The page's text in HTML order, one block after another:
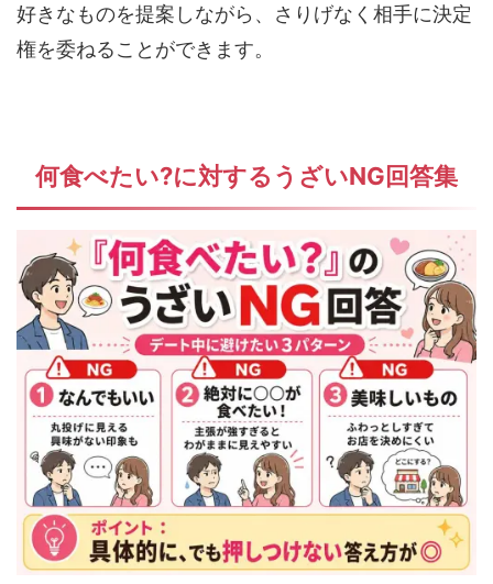
好きなものを提案しながら、さりげなく相手に決定
権を委ねることができます。
何食べたい?に対する うざいNG回答集